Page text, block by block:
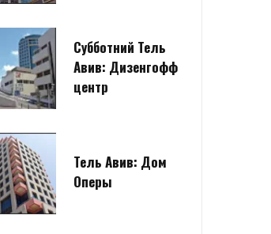
Субботний Тель
Авив: Дизенгофф
центр
Тель Авив: Дом
Оперы